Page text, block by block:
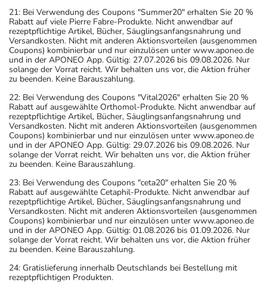
21: Bei Verwendung des Coupons "Summer20" erhalten Sie 20 %
Rabatt auf viele Pierre Fabre-Produkte. Nicht anwendbar auf
rezeptpflichtige Artikel, Bücher, Säuglingsanfangsnahrung und
Versandkosten. Nicht mit anderen Aktionsvorteilen (ausgenommen
Coupons) kombinierbar und nur einzulösen unter www.aponeo.de
und in der APONEO App. Gültig: 27.07.2026 bis 09.08.2026. Nur
solange der Vorrat reicht. Wir behalten uns vor, die Aktion früher
zu beenden. Keine Barauszahlung.
22: Bei Verwendung des Coupons "Vital2026" erhalten Sie 20 %
Rabatt auf ausgewählte Orthomol-Produkte. Nicht anwendbar auf
rezeptpflichtige Artikel, Bücher, Säuglingsanfangsnahrung und
Versandkosten. Nicht mit anderen Aktionsvorteilen (ausgenommen
Coupons) kombinierbar und nur einzulösen unter www.aponeo.de
und in der APONEO App. Gültig: 29.07.2026 bis 09.08.2026. Nur
solange der Vorrat reicht. Wir behalten uns vor, die Aktion früher
zu beenden. Keine Barauszahlung.
23: Bei Verwendung des Coupons "ceta20" erhalten Sie 20 %
Rabatt auf ausgewählte Cetaphil-Produkte. Nicht anwendbar auf
rezeptpflichtige Artikel, Bücher, Säuglingsanfangsnahrung und
Versandkosten. Nicht mit anderen Aktionsvorteilen (ausgenommen
Coupons) kombinierbar und nur einzulösen unter www.aponeo.de
und in der APONEO App. Gültig: 01.08.2026 bis 01.09.2026. Nur
solange der Vorrat reicht. Wir behalten uns vor, die Aktion früher
zu beenden. Keine Barauszahlung.
24: Gratislieferung innerhalb Deutschlands bei Bestellung mit
rezeptpflichtigen Produkten.